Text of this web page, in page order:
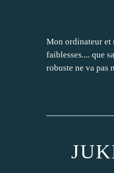
Mon ordinateur et
faiblesses.... que
robuste ne va pas